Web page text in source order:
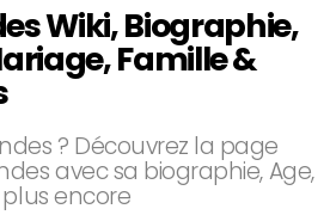
Wiki, Biographie,
Famille &
? Découvrez la page
avec sa biographie, Age,
encore